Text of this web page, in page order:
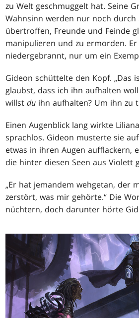
zu Welt geschmuggelt hat. Seine
Wahnsinn werden nur noch durch
übertroffen, Freunde und Feinde
manipulieren und zu ermorden.
niedergebrannt, nur um ein
Gideon schüttelte den Kopf. „Das
glaubst, dass ich ihn aufhalten
willstdu ihn aufhalten? Um ihn zu
Einen Augenblick lang wirkte
sprachlos. Gideon musterte sie
etwas in ihren Augen aufflackern,
die hinter diesen Seen aus Violett
„Er hat jemandem wehgetan, der
zerstört, was mir gehörte.“ Die
nüchtern, doch darunter hörte